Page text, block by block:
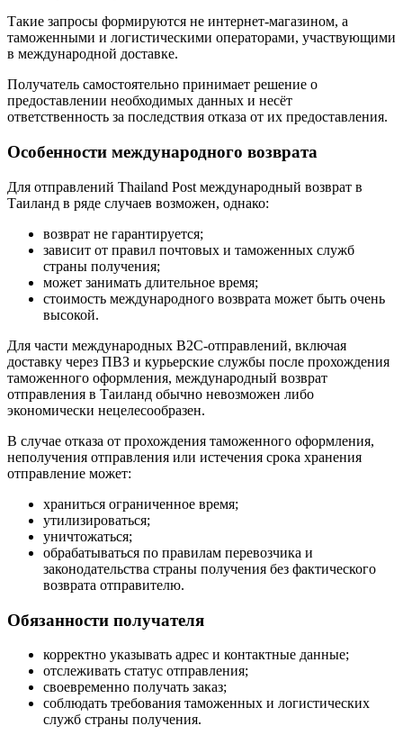
Такие запросы формируются не интернет-магазином, а
таможенными и логистическими операторами, участвующими
в международной доставке.
Получатель самостоятельно принимает решение о
предоставлении необходимых данных и несёт
ответственность за последствия отказа от их предоставления.
Особенности международного возврата
Для отправлений Thailand Post международный возврат в
Таиланд в ряде случаев возможен, однако:
возврат не гарантируется;
зависит от правил почтовых и таможенных служб
страны получения;
может занимать длительное время;
стоимость международного возврата может быть очень
высокой.
Для части международных B2C-отправлений, включая
доставку через ПВЗ и курьерские службы после прохождения
таможенного оформления, международный возврат
отправления в Таиланд обычно невозможен либо
экономически нецелесообразен.
В случае отказа от прохождения таможенного оформления,
неполучения отправления или истечения срока хранения
отправление может:
храниться ограниченное время;
утилизироваться;
уничтожаться;
обрабатываться по правилам перевозчика и
законодательства страны получения без фактического
возврата отправителю.
Обязанности получателя
корректно указывать адрес и контактные данные;
отслеживать статус отправления;
своевременно получать заказ;
соблюдать требования таможенных и логистических
служб страны получения.